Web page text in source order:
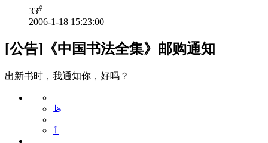
33#
2006-1-18 15:23:00
[公告]《中国书法全集》邮购通知
出新书时，我通知你，好吗？
ظ
ٱ